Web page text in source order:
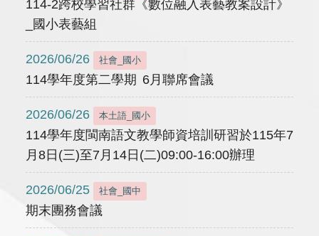
114-2跨校學習社群《數位融入表藝教案設計》
_國小表藝組
2026/06/26 社會_國小
114學年度第二學期 6月聯席會議
2026/06/26 本土語_國小
114學年度閩南語文教學師資培訓研習於115年7
月8日(三)至7月14日(二)09:00-16:00辦理
2026/06/25 社會_國中
期末團務會議